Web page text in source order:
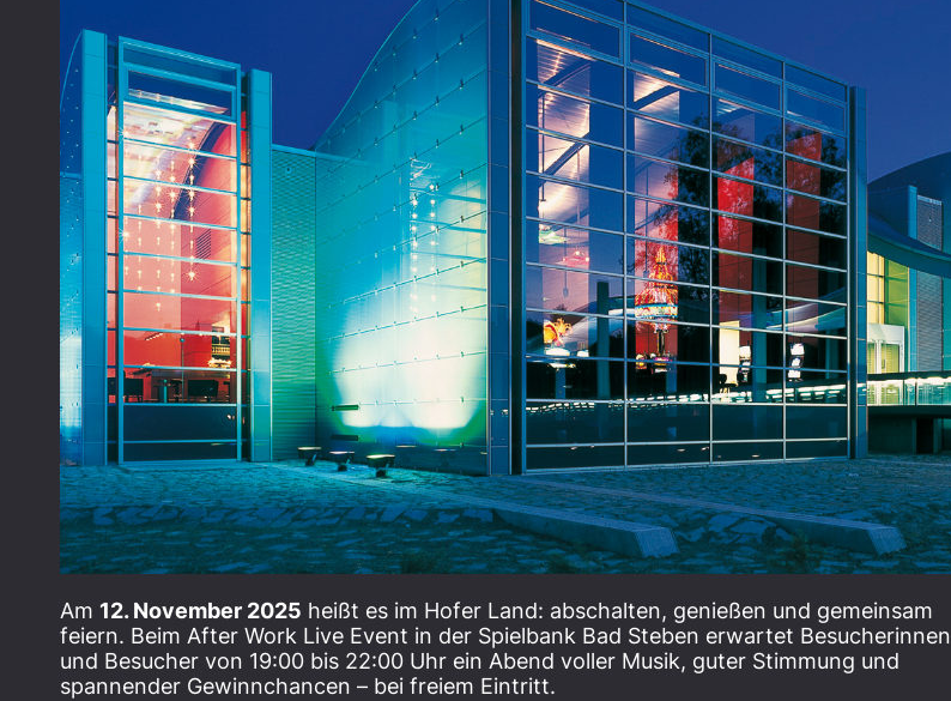
Am 12. November 2025 heißt es im Hofer Land: abschalten, genießen und gemeinsam
feiern. Beim After Work Live Event in der Spielbank Bad Steben erwartet Besucherinnen
und Besucher von 19:00 bis 22:00 Uhr ein Abend voller Musik, guter Stimmung und
spannender Gewinnchancen – bei freiem Eintritt.